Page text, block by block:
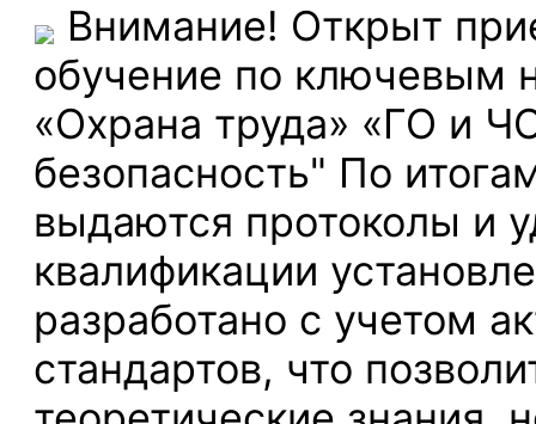
Внимание! Открыт
обучение по ключевым
«Охрана труда» «ГО и
безопасность" По
выдаются протоколы и
квалификации
разработано с учетом
стандартов, что